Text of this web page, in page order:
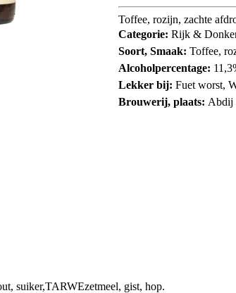
Toffee, rozijn, zachte
Categorie: Rijk &
Soort, Smaak: Toffee,
Alcoholpercentage:
Lekker bij: Fuet worst,
Brouwerij, plaats: Abdij
suiker,TARWEzetmeel, gist, hop.